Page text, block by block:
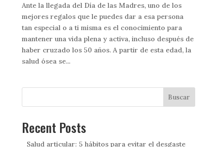
Ante la llegada del Día de las Madres, uno de los
mejores regalos que le puedes dar a esa persona
tan especial o a ti misma es el conocimiento para
mantener una vida plena y activa, incluso después de
haber cruzado los 50 años. A partir de esta edad, la
salud ósea se...
Buscar
Recent Posts
Salud articular: 5 hábitos para evitar el desgaste